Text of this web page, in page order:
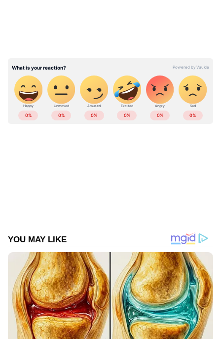
കാരണമെന്ന് പ്രാഥമിക നിഗമനം. സമീപത്തെ
കടകളിലേക്ക് തീ പടരാതിരുന്നതിനാൽ വൻ
അപകടം ഒഴിവായി. 10 ലക്ഷം രൂപയുടെ
നാശനഷ്ടമുണ്ടായതായി കടയുടെ സാജൻ
പറഞ്ഞു.
ABOUT THE AUTHOR